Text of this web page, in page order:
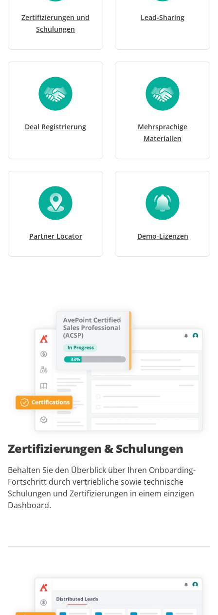
Zertifizierungen und
Schulungen
Lead-Sharing
Deal Registrierung
Mehrsprachige
Materialien
Partner Locator Demo-Lizenzen
Zertifizierungen & Schulungen
Behalten Sie den Überblick über Ihren Onboarding-
Fortschritt durch vertriebliche sowie technische
Schulungen und Zertifizierungen in einem einzigen
Dashboard.